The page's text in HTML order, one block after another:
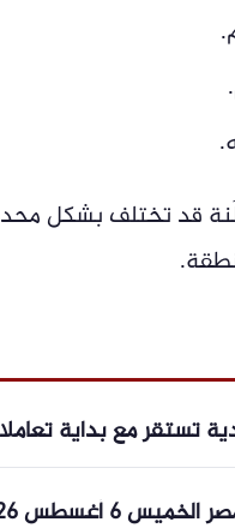
قد تختلف بشكل
تستقر مع بداية
الجنيه الذهب مستقر